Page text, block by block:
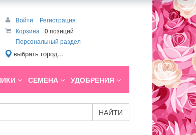
Войти
Регистрация
Корзина
0 позиций
Персональный раздел
выбрать город...
СЕМЕНА УДОБРЕНИЯ
НАЙТИ